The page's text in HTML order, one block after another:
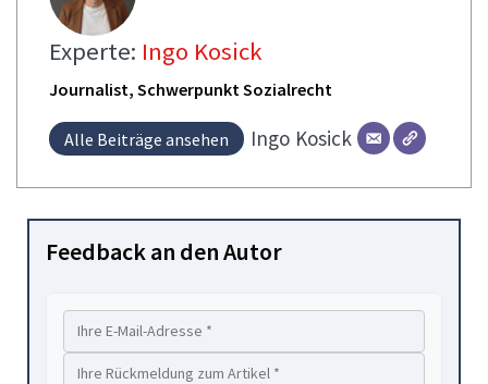
Experte: Ingo Kosick
Journalist, Schwerpunkt Sozialrecht
Alle Beiträge ansehen Ingo Kosick
Feedback an den Autor